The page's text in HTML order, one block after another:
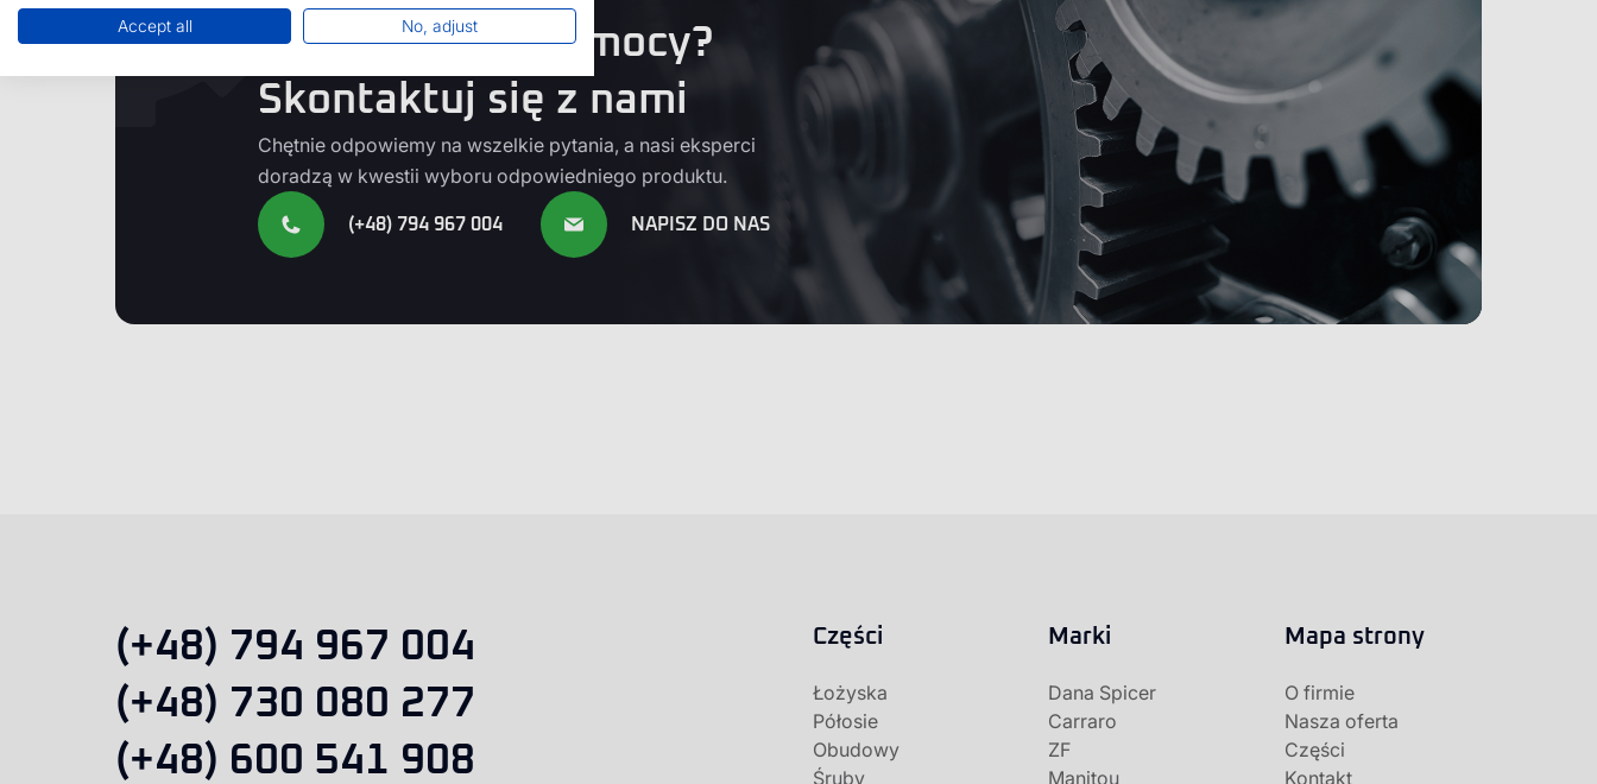
Potrzebujesz pomocy?
Skontaktuj się z nami
Chętnie odpowiemy na wszelkie pytania, a nasi eksperci
doradzą w kwestii wyboru odpowiedniego produktu.
(+48) 794 967 004 NAPISZ DO NAS
(+48) 794 967 004
(+48) 730 080 277
(+48) 600 541 908
Części
Łożyska
Półosie
Obudowy
Śruby
Marki
Dana Spicer
Carraro
ZF
Manitou
Mapa strony
O firmie
Nasza oferta
Części
Kontakt
Accept all No, adjust